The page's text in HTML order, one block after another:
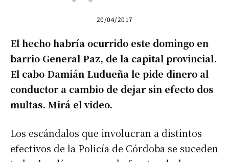
20/04/2017
El hecho habría ocurrido este domingo en
barrio General Paz, de la capital provincial.
El cabo Damián Ludueña le pide dinero al
conductor a cambio de dejar sin efecto dos
multas. Mirá el video.
Los escándalos que involucran a distintos
efectivos de la Policía de Córdoba se suceden